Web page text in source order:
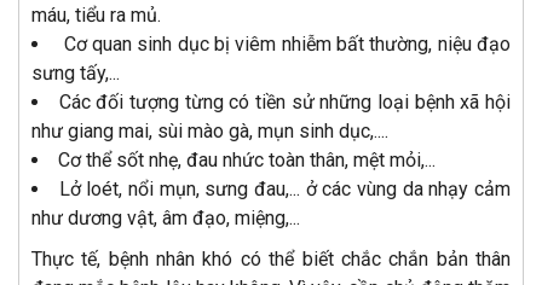
máu, tiểu ra mủ.
Cơ quan sinh dục bị viêm nhiễm bất thường, niệu đạo
sưng tấy,...
Các đối tượng từng có tiền sử những loại bệnh xã hội
như giang mai, sùi mào gà, mụn sinh dục,....
Cơ thể sốt nhẹ, đau nhức toàn thân, mệt mỏi,...
Lở loét, nổi mụn, sưng đau,... ở các vùng da nhạy cảm
như dương vật, âm đạo, miệng,...
Thực tế, bệnh nhân khó có thể biết chắc chắn bản thân